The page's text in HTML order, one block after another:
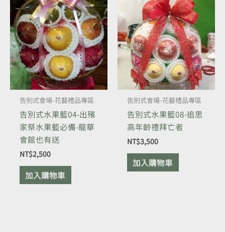
告別式會場-花藝禮品專區
告別式水果籃04-出殯
家祭水果籃必備-龍華
會館也有送
NT$2,500
加入購物車
告別式會場-花藝禮品專區
告別式水果籃08-追思
高年齡禮拜亡者
NT$3,500
加入購物車